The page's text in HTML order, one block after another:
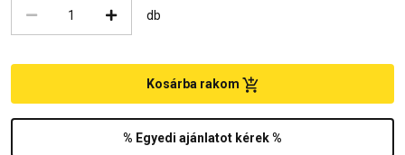
db
% Egyedi ajánlatot kérek %
Kosárba rakom